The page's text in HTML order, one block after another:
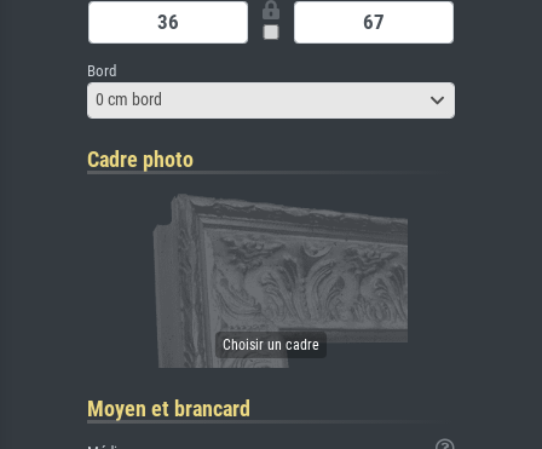
Bord
0 cm bord
Cadre photo
Moyen et brancard